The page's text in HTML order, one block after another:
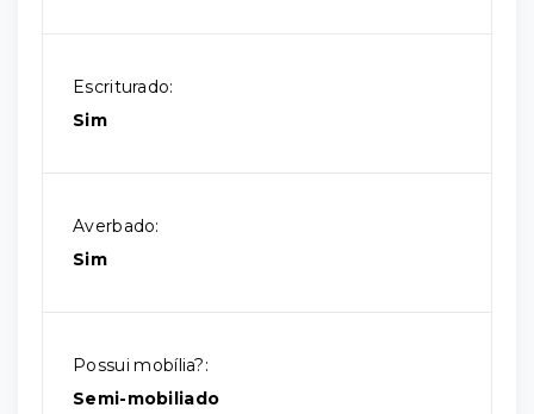
Escriturado:
Sim
Averbado:
Sim
Possui mobília?:
Semi-mobiliado